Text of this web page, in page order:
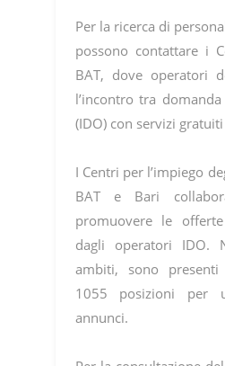
Per la ricerca di
possono contattare i
BAT, dove operatori
l’incontro tra
(IDO) con servizi
I Centri per l’impiego
BAT e Bari
promuovere le
dagli operatori IDO.
ambiti, sono presenti
1055 posizioni per
annunci.